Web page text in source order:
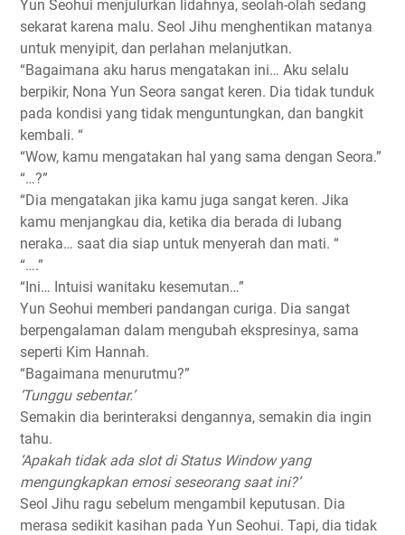
Yun Seohui menjulurkan lidahnya, seolah-olah sedang
sekarat karena malu. Seol Jihu menghentikan matanya
untuk menyipit, dan perlahan melanjutkan.
“Bagaimana aku harus mengatakan ini… Aku selalu
berpikir, Nona Yun Seora sangat keren. Dia tidak tunduk
pada kondisi yang tidak menguntungkan, dan bangkit
kembali. “
“Wow, kamu mengatakan hal yang sama dengan Seora.”
“…?”
“Dia mengatakan jika kamu juga sangat keren. Jika
kamu menjangkau dia, ketika dia berada di lubang
neraka… saat dia siap untuk menyerah dan mati. “
“….”
“Ini… Intuisi wanitaku kesemutan…”
Yun Seohui memberi pandangan curiga. Dia sangat
berpengalaman dalam mengubah ekspresinya, sama
seperti Kim Hannah.
“Bagaimana menurutmu?”
‘Tunggu sebentar.’
Semakin dia berinteraksi dengannya, semakin dia ingin
tahu.
‘Apakah tidak ada slot di Status Window yang
mengungkapkan emosi seseorang saat ini?’
Seol Jihu ragu sebelum mengambil keputusan. Dia
merasa sedikit kasihan pada Yun Seohui. Tapi, dia tidak